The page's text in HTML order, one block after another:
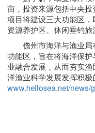
亩，投资来源包括中央投
项目将建设三大功能区
资源养护区、休闲垂钓旅
儋州市海洋与渔业局
功能区，旨在将海洋保
业融合发展，从而夯实
洋渔业科学发展发挥积极
www.hellosea.net/news/